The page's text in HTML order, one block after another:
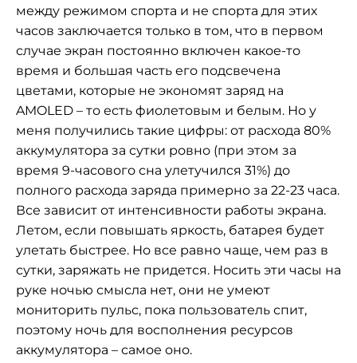
между режимом спорта и не спорта для этих
часов заключается только в том, что в первом
случае экран постоянно включен какое-то
время и большая часть его подсвечена
цветами, которые не экономят заряд на
AMOLED – то есть фиолетовым и белым. Но у
меня получились такие цифры: от расхода 80%
аккумулятора за сутки ровно (при этом за
время 9-часового сна улетучился 31%) до
полного расхода заряда примерно за 22-23 часа.
Все зависит от интенсивности работы экрана.
Летом, если повышать яркость, батарея будет
улетать быстрее. Но все равно чаще, чем раз в
сутки, заряжать не придется. Носить эти часы на
руке ночью смысла нет, они не умеют
мониторить пульс, пока пользователь спит,
поэтому ночь для восполнения ресурсов
аккумулятора – самое оно.